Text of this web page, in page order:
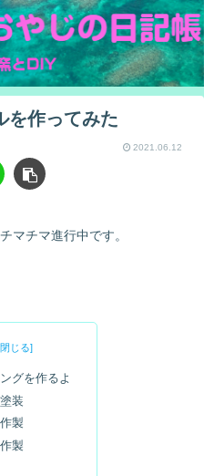
を作ってみた
2021.06.12
マチマ進行中です。
グを作るよ
装
製
製